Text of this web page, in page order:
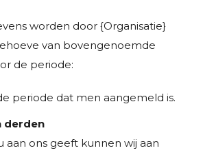
worden door {Organisatie}
van bovengenoemde
de periode:
periode dat men aangemeld is.
derden
aan ons geeft kunnen wij aan